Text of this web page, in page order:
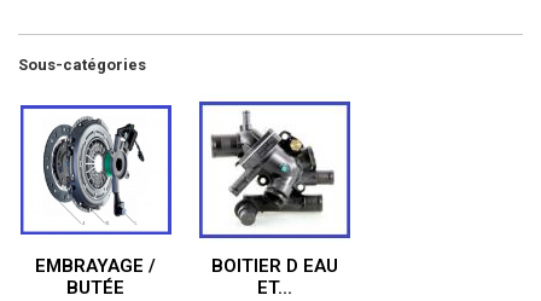
Sous-catégories
EMBRAYAGE /
BUTÉE
BOITIER D EAU
ET...